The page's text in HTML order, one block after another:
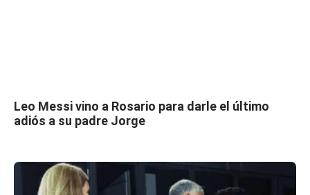
Leo Messi vino a Rosario para darle el último
adiós a su padre Jorge